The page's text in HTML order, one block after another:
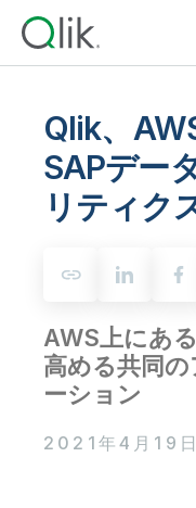
Back
コミュニティ
カスタマーサポ
Back
企業情報
Back
テクノロジーパ
Qlik のデータ統合とデー
Back
データ統合
データ分析と AI
すべての製品
適切なデータ統合プラン
トな意思決定を促進しま
イベント / Web
リソースライブラ
Qlik、
SAPデー
リティク
AWS上にあ
高める共同
ーション
2021年4月19日